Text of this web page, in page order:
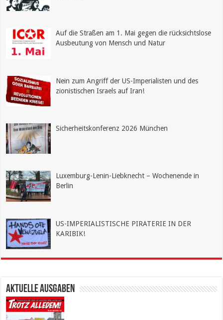
Auf die Straßen am 1. Mai gegen die rücksichtslose
Ausbeutung von Mensch und Natur
Nein zum Angriff der US-Imperialisten und des
zionistischen Israels auf Iran!
Sicherheitskonferenz 2026 München
Luxemburg-Lenin-Liebknecht ­– Wochenende in
Berlin
US-IMPERIALISTISCHE PIRATERIE IN DER
KARIBIK!
Aktuelle Ausgaben